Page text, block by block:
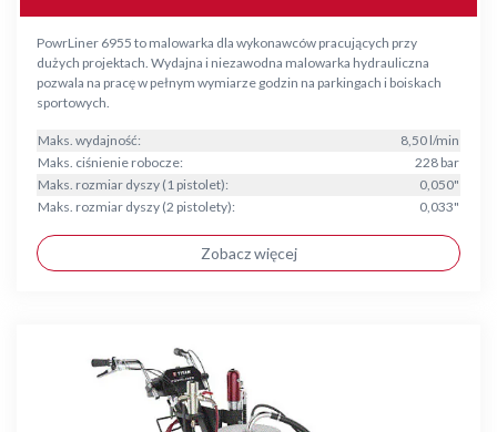
PowrLiner 6955 to malowarka dla wykonawców pracujących przy
dużych projektach. Wydajna i niezawodna malowarka hydrauliczna
pozwala na pracę w pełnym wymiarze godzin na parkingach i boiskach
sportowych.
Maks. wydajność:
8,50 l/min
Maks. ciśnienie robocze:
228 bar
Maks. rozmiar dyszy (1 pistolet):
0,050"
Maks. rozmiar dyszy (2 pistolety):
0,033"
Zobacz więcej